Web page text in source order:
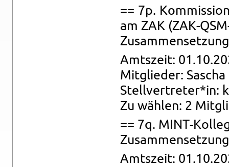
== 7p.
am ZAK (ZAK-
Amts­zeit:
Mit­glie­der:
Stell­ver­tre­ter*in:
Zu wäh­len: 2
== 7q. MINT-
Amts­zeit: